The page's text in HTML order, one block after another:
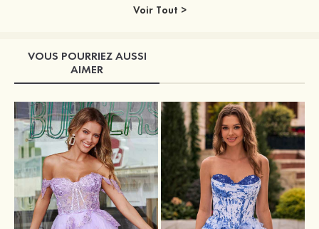
Voir Tout >
VOUS POURRIEZ AUSSI
AIMER